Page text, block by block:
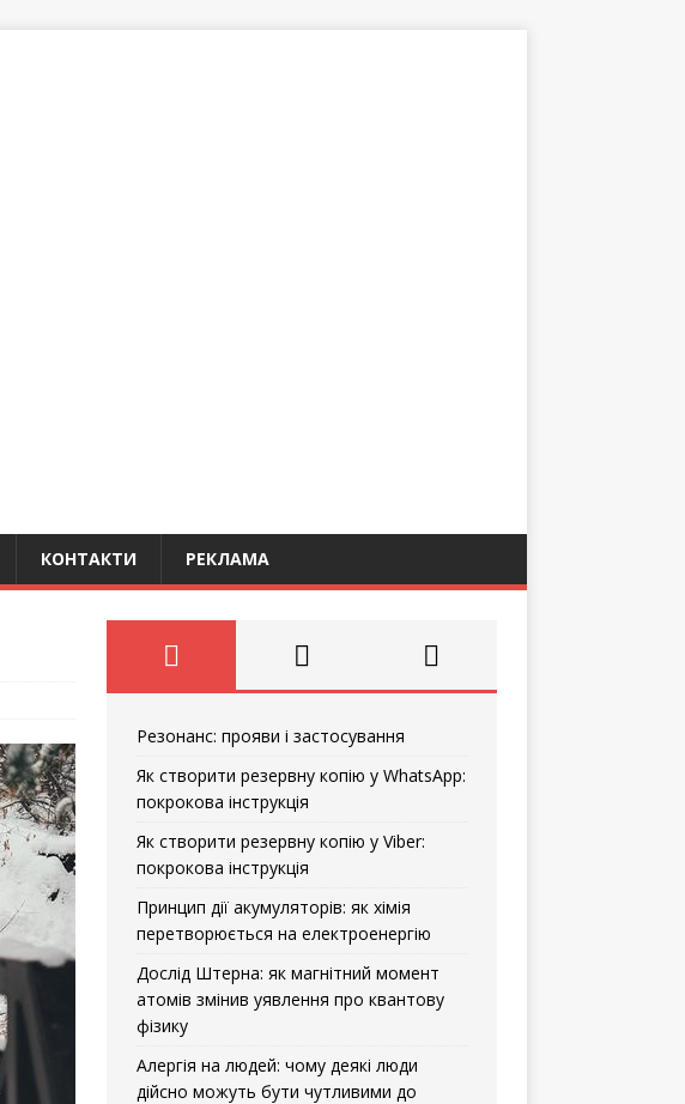
КОНТАКТИ РЕКЛАМА
Резонанс: прояви і застосування
Як створити резервну копію у WhatsApp:
покрокова інструкція
Як створити резервну копію у Viber:
покрокова інструкція
Принцип дії акумуляторів: як хімія
перетворюється на електроенергію
Дослід Штерна: як магнітний момент
атомів змінив уявлення про квантову
фізику
Алергія на людей: чому деякі люди
дійсно можуть бути чутливими до